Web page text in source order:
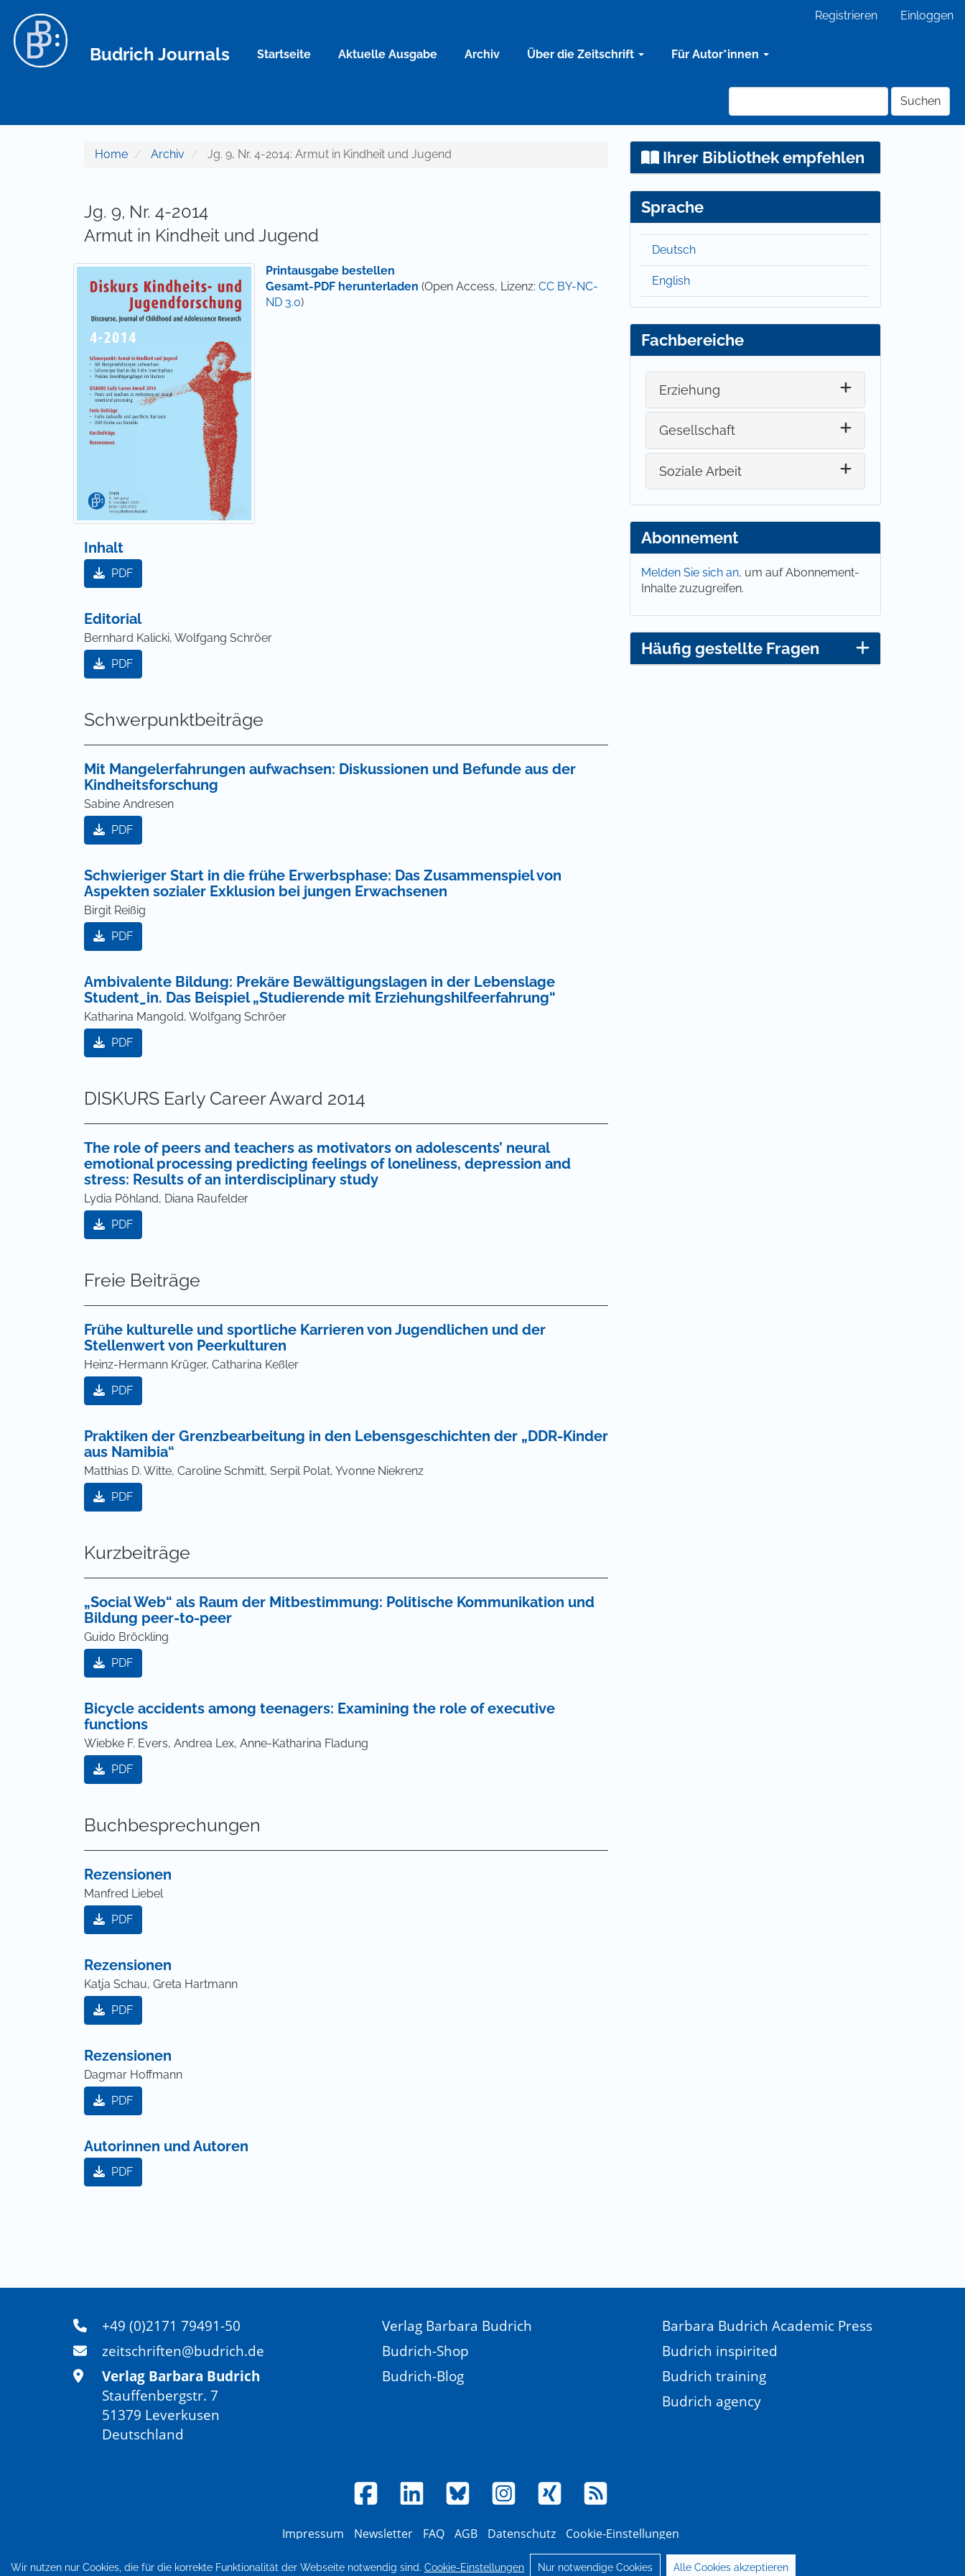
Wir nutzen nur Cookies, die für die korrekte Funktionalität der Webseite notwendig sind. Cookie-Einstellungen Nur notwendige Cookies Alle Cookies akzeptieren
Hauptinhalt
Sidebar
Registrieren Einloggen
Budrich Journals Startseite Aktuelle Ausgabe Archiv Über die Zeitschrift Für Autor*innen
Suchen
Home Archiv Jg. 9, Nr. 4-2014: Armut in Kindheit und Jugend
Jg. 9, Nr. 4-2014
Armut in Kindheit und Jugend
Printausgabe bestellen
Gesamt-PDF herunterladen (Open Access, Lizenz:CC BY-NC-
ND 3.0)
Inhalt
PDF
Editorial
Bernhard Kalicki, Wolfgang Schröer
PDF
Schwerpunktbeiträge
Mit Mangelerfahrungen aufwachsen: Diskussionen und Befunde aus der
Kindheitsforschung
Sabine Andresen
PDF
Schwieriger Start in die frühe Erwerbsphase: Das Zusammenspiel von
Aspekten sozialer Exklusion bei jungen Erwachsenen
Birgit Reißig
PDF
Ambivalente Bildung: Prekäre Bewältigungslagen in der Lebenslage
Student_in. Das Beispiel „Studierende mit Erziehungshilfeerfahrung“
Katharina Mangold, Wolfgang Schröer
PDF
DISKURS Early Career Award 2014
The role of peers and teachers as motivators on adolescents’ neural
emotional processing predicting feelings of loneliness, depression and
stress: Results of an interdisciplinary study
Lydia Pöhland, Diana Raufelder
PDF
Freie Beiträge
Frühe kulturelle und sportliche Karrieren von Jugendlichen und der
Stellenwert von Peerkulturen
Heinz-Hermann Krüger, Catharina Keßler
PDF
Praktiken der Grenzbearbeitung in den Lebensgeschichten der „DDR-Kinder
aus Namibia“
Matthias D. Witte, Caroline Schmitt, Serpil Polat, Yvonne Niekrenz
PDF
Kurzbeiträge
„Social Web“ als Raum der Mitbestimmung: Politische Kommunikation und
Bildung peer-to-peer
Guido Bröckling
PDF
Bicycle accidents among teenagers: Examining the role of executive
functions
Wiebke F. Evers, Andrea Lex, Anne-Katharina Fladung
PDF
Buchbesprechungen
Rezensionen
Manfred Liebel
PDF
Rezensionen
Katja Schau, Greta Hartmann
PDF
Rezensionen
Dagmar Hoffmann
PDF
Autorinnen und Autoren
PDF
Ihrer Bibliothek empfehlen
Sprache
Deutsch
English
Fachbereiche
Erziehung
Gesellschaft
Soziale Arbeit
Abonnement
Melden Sie sich an, um auf Abonnement-
Inhalte zuzugreifen.
Häufig gestellte Fragen
+49 (0)2171 79491-50
zeitschriften@budrich.de
Verlag Barbara Budrich
Stauffenbergstr. 7
51379 Leverkusen
Deutschland
Verlag Barbara Budrich
Budrich-Shop
Budrich-Blog
Barbara Budrich Academic Press
Budrich inspirited
Budrich training
Budrich agency
Impressum Newsletter FAQ AGB Datenschutz Cookie-Einstellungen
© 2026 Verlag Barbara Budrich